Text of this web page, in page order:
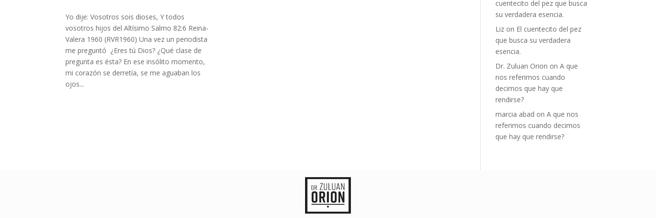
Yo dije: Vosotros sois dioses, Y todos
vosotros hijos del Altísimo Salmo 82:6 Reina-
Valera 1960 (RVR1960) Una vez un periodista
me preguntó ¿Eres tú Dios? ¿Qué clase de
pregunta es ésta? En ese insólito momento,
mi corazón se derretía, se me aguaban los
ojos...
cuentecito del pez que busca
su verdadera esencia.
Liz on El cuentecito del pez
que busca su verdadera
esencia.
Dr. Zuluan Orion onA que
nos referimos cuando
decimos que hay que
rendirse?
marcia abad onA que nos
referimos cuando decimos
que hay que rendirse?